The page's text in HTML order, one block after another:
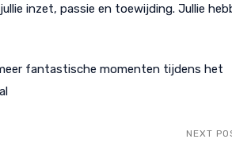
inzet, passie en toewijding. Jullie
fantastische momenten tijdens het
NEXT